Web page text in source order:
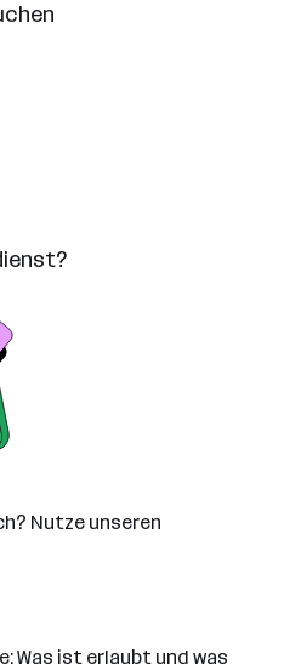
Nutze unseren
Was ist erlaubt und was